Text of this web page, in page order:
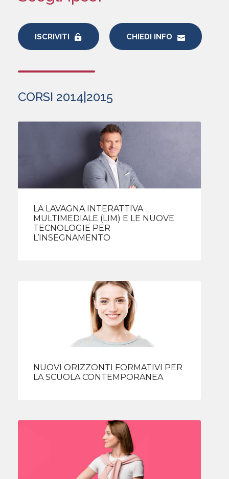
ISCRIVITI CHIEDI INFO
CORSI 2014|2015
LA LAVAGNA INTERATTIVA
MULTIMEDIALE (LIM) E LE NUOVE
TECNOLOGIE PER
L’INSEGNAMENTO
NUOVI ORIZZONTI FORMATIVI PER
LA SCUOLA CONTEMPORANEA